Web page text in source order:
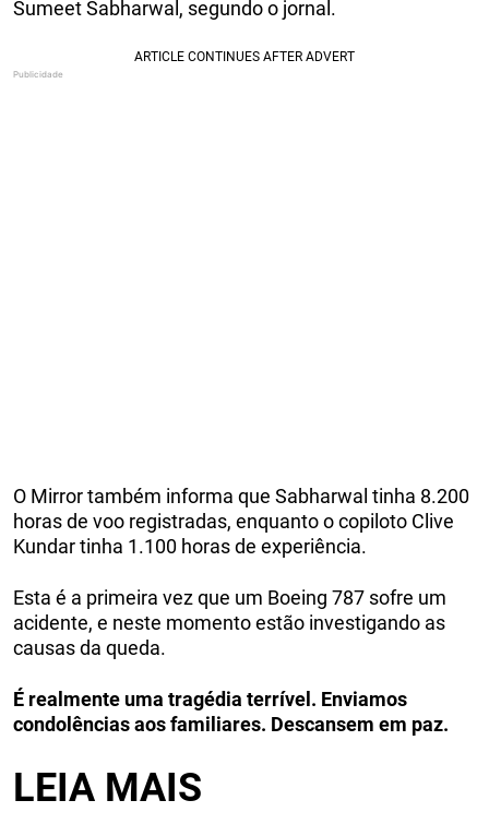
Sumeet Sabharwal, segundo o jornal.
O Mirror também informa que Sabharwal tinha 8.200
horas de voo registradas, enquanto o copiloto Clive
Kundar tinha 1.100 horas de experiência.
Esta é a primeira vez que um Boeing 787 sofre um
acidente, e neste momento estão investigando as
causas da queda.
É realmente uma tragédia terrível. Enviamos
condolências aos familiares. Descansem em paz.
LEIA MAIS